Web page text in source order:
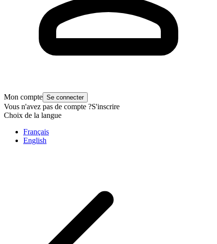
Mon compte Se connecter
Vous n'avez pas de compte ?S'inscrire
Choix de la langue
Français
English